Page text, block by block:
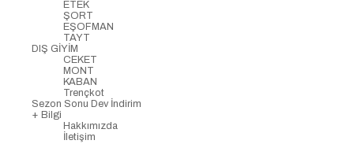
ETEK
ŞORT
EŞOFMAN
TAYT
DIŞ GİYİM
CEKET
MONT
KABAN
Trençkot
Sezon Sonu Dev İndirim
+ Bilgi
Hakkımızda
İletişim